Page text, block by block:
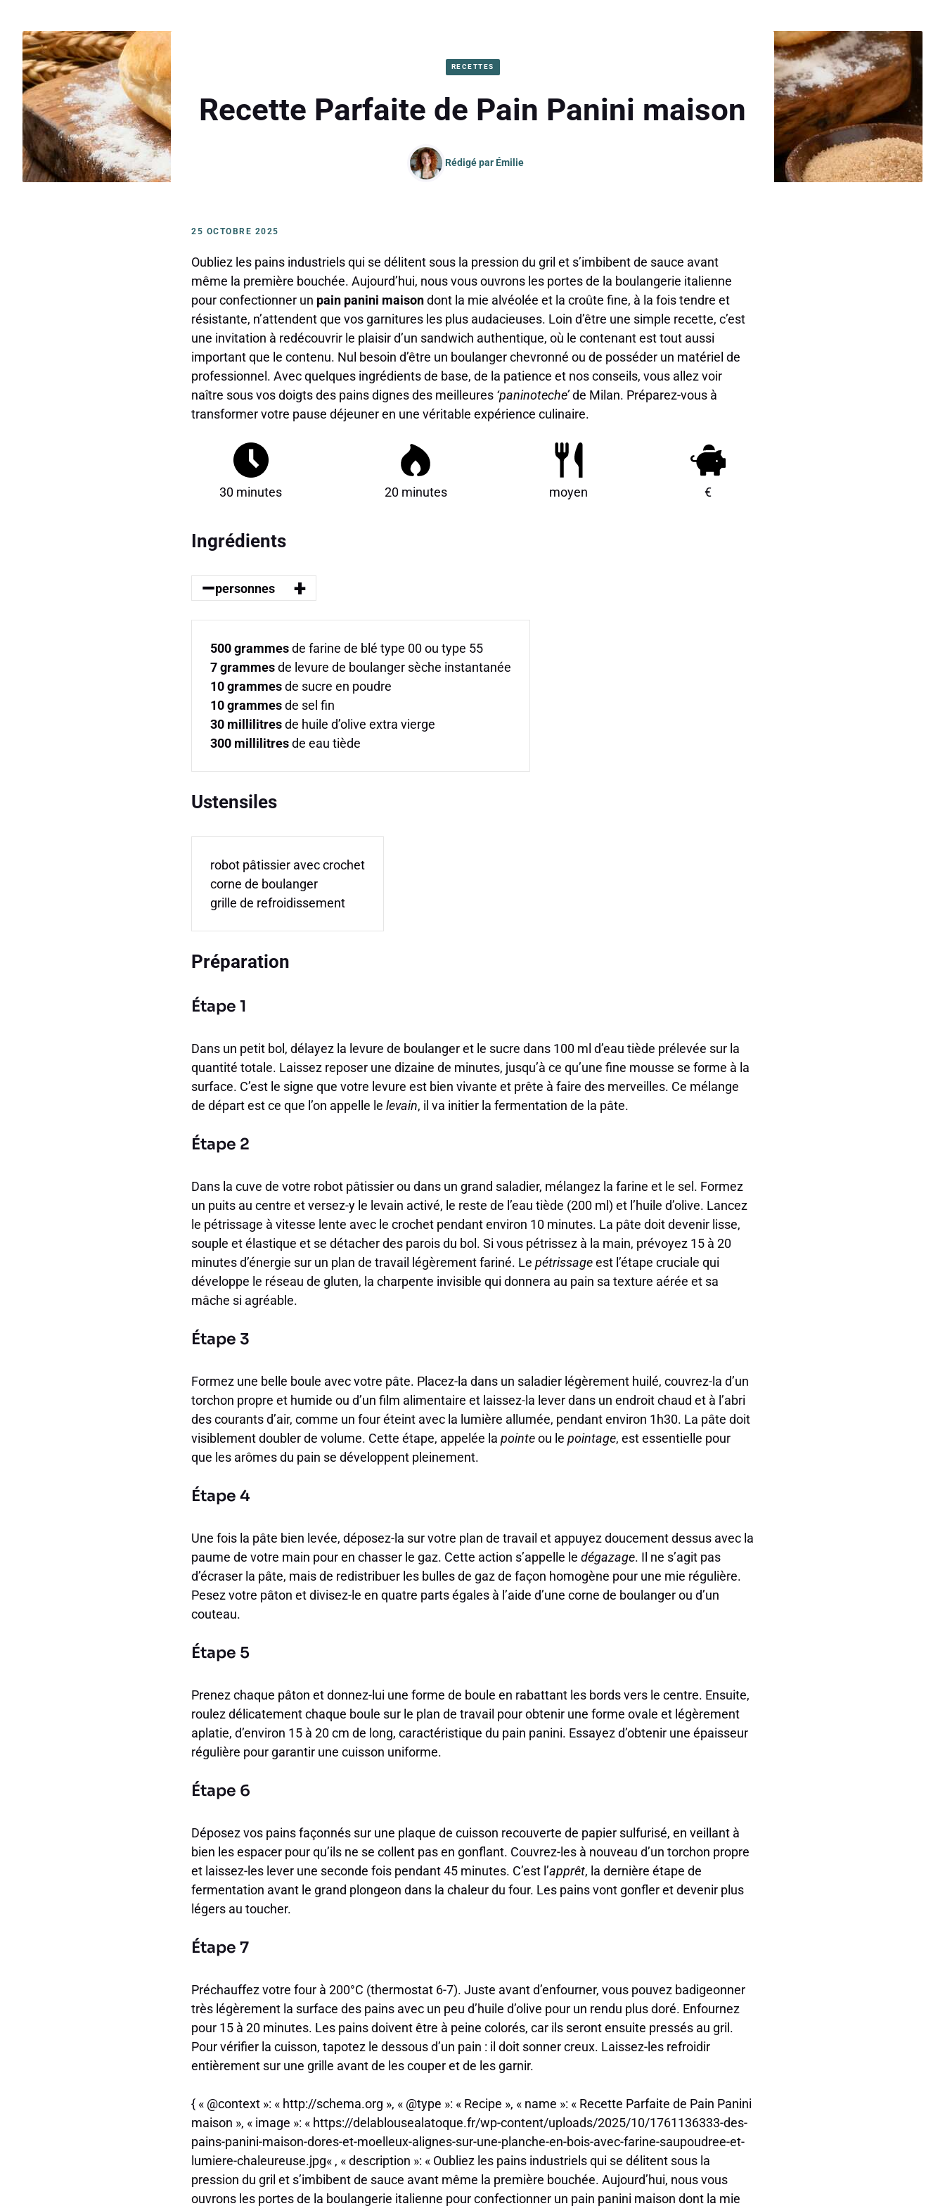
RECETTES
Recette Parfaite de Pain Panini maison
Rédigé par Émilie
25 OCTOBRE 2025
Oubliez les pains industriels qui se délitent sous la pression du gril et s’imbibent de sauce avant
même la première bouchée. Aujourd’hui, nous vous ouvrons les portes de la boulangerie italienne
pour confectionner un pain panini maisondont la mie alvéolée et la croûte fine, à la fois tendre et
résistante, n’attendent que vos garnitures les plus audacieuses. Loin d’être une simple recette, c’est
une invitation à redécouvrir le plaisir d’un sandwich authentique, où le contenant est tout aussi
important que le contenu. Nul besoin d’être un boulanger chevronné ou de posséder un matériel de
professionnel. Avec quelques ingrédients de base, de la patience et nos conseils, vous allez voir
naître sous vos doigts des pains dignes des meilleures ‘paninoteche’de Milan. Préparez-vous à
transformer votre pause déjeuner en une véritable expérience culinaire.
30 minutes 20 minutes moyen €
Ingrédients
–personnes +
500grammesde farine de blé type 00 ou type 55
7grammesde levure de boulanger sèche instantanée
10grammesde sucre en poudre
10grammesde sel fin
30 millilitresde huile d’olive extra vierge
300 millilitresde eau tiède
Ustensiles
robot pâtissier avec crochet
corne de boulanger
grille de refroidissement
Préparation
Étape 1
Dans un petit bol, délayez la levure de boulanger et le sucre dans 100 ml d’eau tiède prélevée sur la
quantité totale. Laissez reposer une dizaine de minutes, jusqu’à ce qu’une fine mousse se forme à la
surface. C’est le signe que votre levure est bien vivante et prête à faire des merveilles. Ce mélange
de départ est ce que l’on appelle le levain, il va initier la fermentation de la pâte.
Étape 2
Dans la cuve de votre robot pâtissier ou dans un grand saladier, mélangez la farine et le sel. Formez
un puits au centre et versez-y le levain activé, le reste de l’eau tiède (200 ml) et l’huile d’olive. Lancez
le pétrissage à vitesse lente avec le crochet pendant environ 10 minutes. La pâte doit devenir lisse,
souple et élastique et se détacher des parois du bol. Si vous pétrissez à la main, prévoyez 15 à 20
minutes d’énergie sur un plan de travail légèrement fariné. Le pétrissageest l’étape cruciale qui
développe le réseau de gluten, la charpente invisible qui donnera au pain sa texture aérée et sa
mâche si agréable.
Étape 3
Formez une belle boule avec votre pâte. Placez-la dans un saladier légèrement huilé, couvrez-la d’un
torchon propre et humide ou d’un film alimentaire et laissez-la lever dans un endroit chaud et à l’abri
des courants d’air, comme un four éteint avec la lumière allumée, pendant environ 1h30. La pâte doit
visiblement doubler de volume. Cette étape, appelée la pointeou le pointage, est essentielle pour
que les arômes du pain se développent pleinement.
Étape 4
Une fois la pâte bien levée, déposez-la sur votre plan de travail et appuyez doucement dessus avec la
paume de votre main pour en chasser le gaz. Cette action s’appelle le dégazage. Il ne s’agit pas
d’écraser la pâte, mais de redistribuer les bulles de gaz de façon homogène pour une mie régulière.
Pesez votre pâton et divisez-le en quatre parts égales à l’aide d’une corne de boulanger ou d’un
couteau.
Étape 5
Prenez chaque pâton et donnez-lui une forme de boule en rabattant les bords vers le centre. Ensuite,
roulez délicatement chaque boule sur le plan de travail pour obtenir une forme ovale et légèrement
aplatie, d’environ 15 à 20 cm de long, caractéristique du pain panini. Essayez d’obtenir une épaisseur
régulière pour garantir une cuisson uniforme.
Étape 6
Déposez vos pains façonnés sur une plaque de cuisson recouverte de papier sulfurisé, en veillant à
bien les espacer pour qu’ils ne se collent pas en gonflant. Couvrez-les à nouveau d’un torchon propre
et laissez-les lever une seconde fois pendant 45 minutes. C’est l’apprêt, la dernière étape de
fermentation avant le grand plongeon dans la chaleur du four. Les pains vont gonfler et devenir plus
légers au toucher.
Étape 7
Préchauffez votre four à 200°C (thermostat 6-7). Juste avant d’enfourner, vous pouvez badigeonner
très légèrement la surface des pains avec un peu d’huile d’olive pour un rendu plus doré. Enfournez
pour 15 à 20 minutes. Les pains doivent être à peine colorés, car ils seront ensuite pressés au gril.
Pour vérifier la cuisson, tapotez le dessous d’un pain : il doit sonner creux. Laissez-les refroidir
entièrement sur une grille avant de les couper et de les garnir.
{ « @context »: « http://schema.org », « @type »: « Recipe », « name »: « Recette Parfaite de Pain Panini
maison », « image »: « https://delablousealatoque.fr/wp-content/uploads/2025/10/1761136333-des-
pains-panini-maison-dores-et-moelleux-alignes-sur-une-planche-en-bois-avec-farine-saupoudree-et-
lumiere-chaleureuse.jpg« , « description »: « Oubliez les pains industriels qui se délitent sous la
pression du gril et s’imbibent de sauce avant même la première bouchée. Aujourd’hui, nous vous
ouvrons les portes de la boulangerie italienne pour confectionner un pain panini maison dont la mie